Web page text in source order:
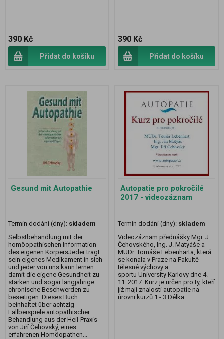
390 Kč
Přidat do košíku
390 Kč
Přidat do košíku
Gesund mit Autopathie
Termín dodání (dny): skladem
Selbstbehandlung mit der
homöopathischen Information
des eigenen KörpersJeder trägt
sein eigenes Medikament in sich
und jeder von uns kann lernen
damit die eigene Gesundheit zu
stärken und sogar langjährige
chronische Beschwerden zu
beseitigen. Dieses Buch
beinhaltet über achtzig
Fallbeispiele autopathischer
Behandlung aus der Heil-Praxis
von Jiří Čehovský, eines
erfahrenen Homöopathen...
Autopatie pro pokročilé
2017 - videozáznam
Termín dodání (dny): skladem
Videozáznam přednášky Mgr. J.
Čehovského, Ing. J. Matyáše a
MUDr. Tomáše Lebenharta, která
se konala v Praze na Fakultě
tělesné výchovy a
sportu University Karlovy dne 4.
11. 2017. Kurz je určen pro ty, kteří
již mají znalosti autopatie na
úrovni kurzů 1 - 3.Délka...